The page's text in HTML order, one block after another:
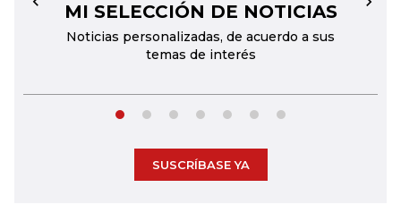
MI SELECCIÓN DE NOTICIAS
Noticias personalizadas, de acuerdo a sus
temas de interés
← →
SUSCRÍBASE YA